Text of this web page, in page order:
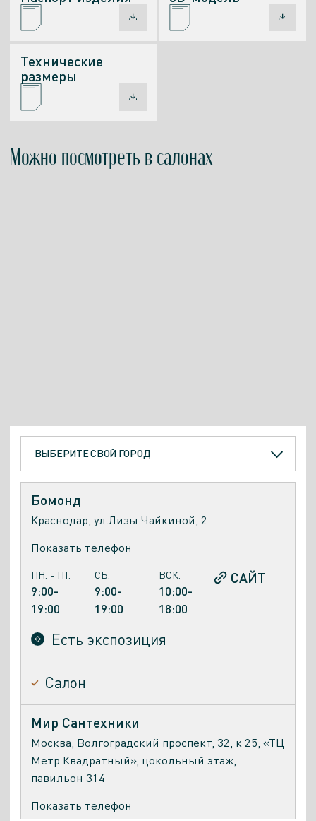
Технические
размеры
Можно посмотреть в салонах
ВЫБЕРИТЕ СВОЙ ГОРОД
Бомонд
Краснодар, ул.Лизы Чайкиной, 2
Показать телефон
ПН. - ПТ.
9:00-
19:00
СБ.
9:00-
19:00
ВСК.
10:00-
18:00
САЙТ
Есть экспозиция
Салон
Мир Сантехники
Москва, Волгоградский проспект, 32, к 25, «ТЦ
Метр Квадратный», цокольный этаж,
павильон 314
Показать телефон